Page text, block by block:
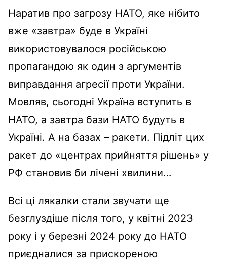
Наратив про загрозу НАТО, яке нібито
вже «завтра» буде в Україні
використовувалося російською
пропагандою як один з аргументів
виправдання агресії проти України.
Мовляв, сьогодні Україна вступить в
НАТО, а завтра бази НАТО будуть в
Україні. А на базах – ракети. Підліт цих
ракет до «центрах прийняття рішень» у
РФ становив би лічені хвилини…
Всі ці лякалки стали звучати ще
безглуздіше після того, у квітні 2023
року і у березні 2024 року до НАТО
приєдналися за прискореною